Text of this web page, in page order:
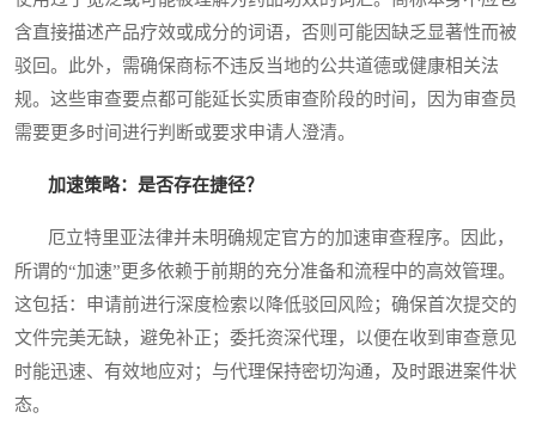
含直接描述产品疗效或成分的词语，否则可能因缺乏显著性而被
驳回。此外，需确保商标不违反当地的公共道德或健康相关法
规。这些审查要点都可能延长实质审查阶段的时间，因为审查员
需要更多时间进行判断或要求申请人澄清。
加速策略：是否存在捷径？
厄立特里亚法律并未明确规定官方的加速审查程序。因此，
所谓的“加速”更多依赖于前期的充分准备和流程中的高效管理。
这包括：申请前进行深度检索以降低驳回风险；确保首次提交的
文件完美无缺，避免补正；委托资深代理，以便在收到审查意见
时能迅速、有效地应对；与代理保持密切沟通，及时跟进案件状
态。